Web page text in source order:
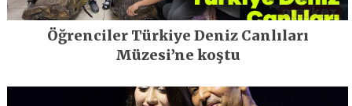
Öğrenciler Türkiye Deniz Canlıları
Müzesi’ne koştu